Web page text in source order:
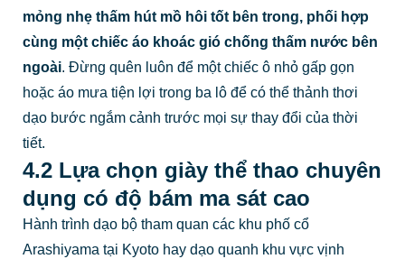
mỏng nhẹ thấm hút mồ hôi tốt bên trong, phối hợp
cùng một chiếc áo khoác gió chống thấm nước bên
ngoài. Đừng quên luôn để một chiếc ô nhỏ gấp gọn
hoặc áo mưa tiện lợi trong ba lô để có thể thảnh thơi
dạo bước ngắm cảnh trước mọi sự thay đổi của thời
tiết.
4.2 Lựa chọn giày thể thao chuyên
dụng có độ bám ma sát cao
Hành trình dạo bộ tham quan các khu phố cổ
Arashiyama tại Kyoto hay dạo quanh khu vực vịnh